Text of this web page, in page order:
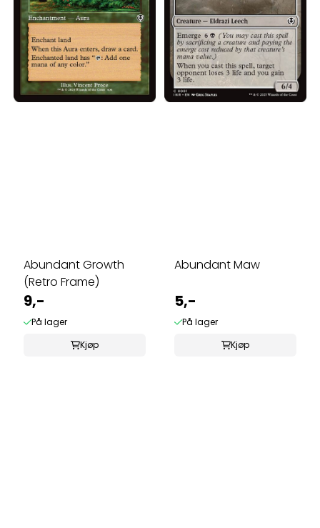
Abundant Growth
(Retro Frame)
9,-
På lager
Kjøp
Abundant Maw
5,-
På lager
Kjøp